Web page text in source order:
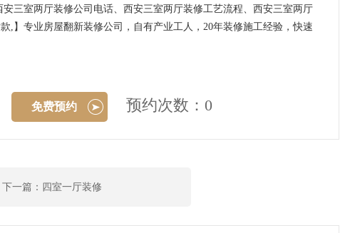
三室两厅装修公司电话、西安三室两厅装修工艺流程、西安三室两厅
,】专业房屋翻新装修公司，自有产业工人，20年装修施工经验，快速
免费预约 预约次数：0
下一篇：四室一厅装修